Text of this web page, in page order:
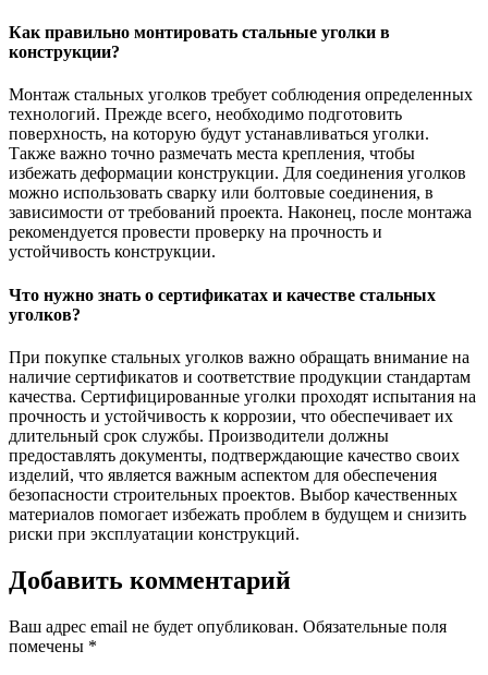
Как правильно монтировать стальные уголки в
конструкции?
Монтаж стальных уголков требует соблюдения определенных
технологий. Прежде всего, необходимо подготовить
поверхность, на которую будут устанавливаться уголки.
Также важно точно размечать места крепления, чтобы
избежать деформации конструкции. Для соединения уголков
можно использовать сварку или болтовые соединения, в
зависимости от требований проекта. Наконец, после монтажа
рекомендуется провести проверку на прочность и
устойчивость конструкции.
Что нужно знать о сертификатах и качестве стальных
уголков?
При покупке стальных уголков важно обращать внимание на
наличие сертификатов и соответствие продукции стандартам
качества. Сертифицированные уголки проходят испытания на
прочность и устойчивость к коррозии, что обеспечивает их
длительный срок службы. Производители должны
предоставлять документы, подтверждающие качество своих
изделий, что является важным аспектом для обеспечения
безопасности строительных проектов. Выбор качественных
материалов помогает избежать проблем в будущем и снизить
риски при эксплуатации конструкций.
Добавить комментарий
Ваш адрес email не будет опубликован. Обязательные поля
помечены *